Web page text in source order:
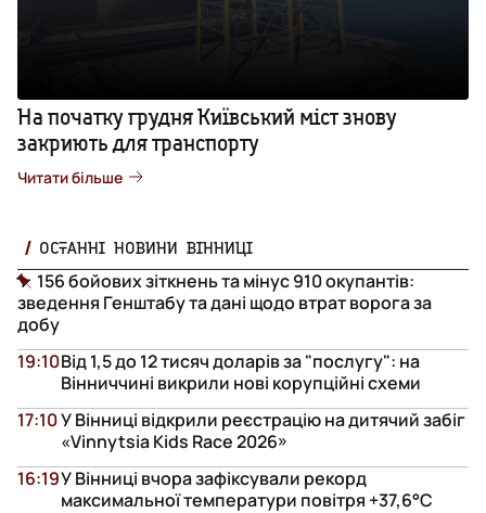
На початку грудня Київський міст знову
закриють для транспорту
Читати більше
ОСТАННІ НОВИНИ ВІННИЦІ
156 бойових зіткнень та мінус 910 окупантів:
зведення Генштабу та дані щодо втрат ворога за
добу
Від 1,5 до 12 тисяч доларів за "послугу": на
Вінниччині викрили нові корупційні схеми
19:10
У Вінниці відкрили реєстрацію на дитячий забіг
«Vinnytsia Kids Race 2026»
17:10
У Вінниці вчора зафіксували рекорд
максимальної температури повітря +37,6°С
16:19